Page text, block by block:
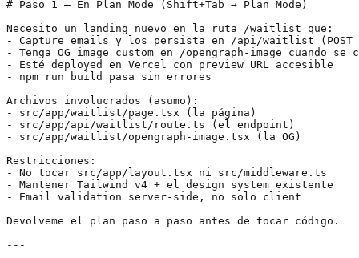
# Paso 1 — En Plan Mode (Shift+Tab → Plan Mode)
Necesito un landing nuevo en la ruta /waitlist que:
- Capture emails y los persista en /api/waitlist
- Tenga OG image custom en /opengraph-image cuando se
- Esté deployed en Vercel con preview URL accesible
- npm run build pasa sin errores
Archivos involucrados (asumo):
- src/app/waitlist/page.tsx (la página)
- src/app/api/waitlist/route.ts (el endpoint)
- src/app/waitlist/opengraph-image.tsx (la OG)
Restricciones:
- No tocar src/app/layout.tsx ni src/middleware.ts
- Mantener Tailwind v4 + el design system existente
- Email validation server-side, no solo client
Devolveme el plan paso a paso antes de tocar código.
---